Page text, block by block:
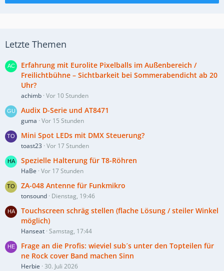
Letzte Themen
Erfahrung mit Eurolite Pixelballs im Außenbereich /
Freilichtbühne – Sichtbarkeit bei Sommerabendicht ab 20
Uhr?
achimb Vor 10 Stunden
Audix D-Serie und AT8471
guma Vor 15 Stunden
Mini Spot LEDs mit DMX Steuerung?
toast23 Vor 17 Stunden
Spezielle Halterung für T8-Röhren
HaBe Vor 17 Stunden
ZA-048 Antenne für Funkmikro
tonsound Dienstag, 19:46
Touchscreen schräg stellen (flache Lösung / steiler Winkel
möglich)
Hanseat Samstag, 17:44
Frage an die Profis: wieviel sub´s unter den Topteilen für
ne Rock cover Band machen Sinn
Herbie 30. Juli 2026